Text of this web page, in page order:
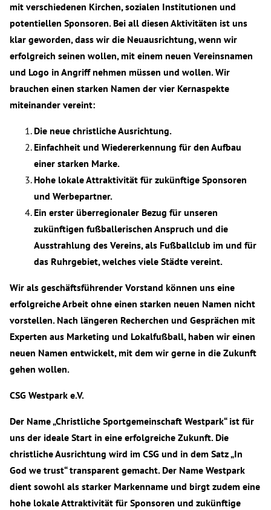
mit verschiedenen Kirchen, sozialen Institutionen und
potentiellen Sponsoren. Bei all diesen Aktivitäten ist uns
klar geworden, dass wir die Neuausrichtung, wenn wir
erfolgreich seinen wollen, mit einem neuen Vereinsnamen
und Logo in Angriff nehmen müssen und wollen. Wir
brauchen einen starken Namen der vier Kernaspekte
miteinander vereint:
Die neue christliche Ausrichtung.
Einfachheit und Wiedererkennung für den Aufbau
einer starken Marke.
Hohe lokale Attraktivität für zukünftige Sponsoren
und Werbepartner.
Ein erster überregionaler Bezug für unseren
zukünftigen fußballerischen Anspruch und die
Ausstrahlung des Vereins, als Fußballclub im und für
das Ruhrgebiet, welches viele Städte vereint.
Wir als geschäftsführender Vorstand können uns eine
erfolgreiche Arbeit ohne einen starken neuen Namen nicht
vorstellen. Nach längeren Recherchen und Gesprächen mit
Experten aus Marketing und Lokalfußball, haben wir einen
neuen Namen entwickelt, mit dem wir gerne in die Zukunft
gehen wollen.
CSG Westpark e.V.
Der Name „Christliche Sportgemeinschaft Westpark“ ist für
uns der ideale Start in eine erfolgreiche Zukunft. Die
christliche Ausrichtung wird im CSG und in dem Satz „In
God we trust“ transparent gemacht. Der Name Westpark
dient sowohl als starker Markenname und birgt zudem eine
hohe lokale Attraktivität für Sponsoren und zukünftige